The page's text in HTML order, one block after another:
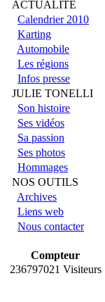
ACTUALITE
Calendrier 2010
Karting
Automobile
Les régions
Infos presse
JULIE TONELLI
Son histoire
Ses vidéos
Sa passion
Ses photos
Hommages
NOS OUTILS
Archives
Liens web
Nous contacter
Compteur
236797021 Visiteurs